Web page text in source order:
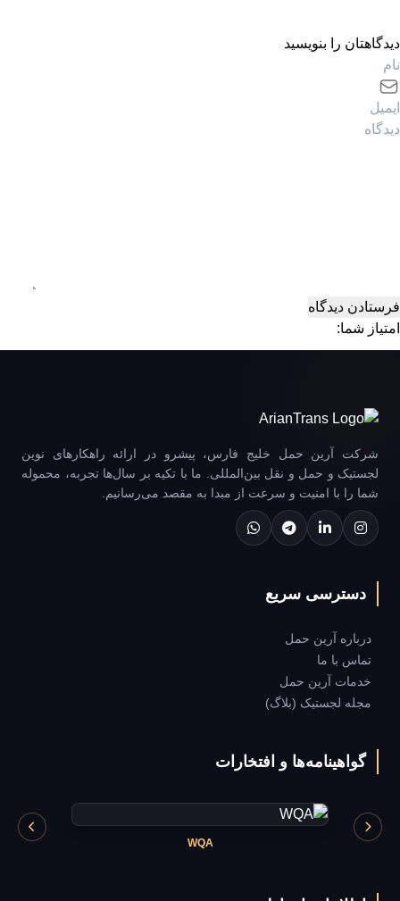
دیدگاهتان را بنویسید
امتیاز شما:
شرکت آرین حمل خلیج فارس، پیشرو در ارائه راهکارهای نوین
لجستیک و حمل و نقل بین‌المللی. ما با تکیه بر سال‌ها تجربه، محموله
شما را با امنیت و سرعت از مبدا به مقصد می‌رسانیم.
دسترسی سریع
درباره آرین حمل
تماس با ما
خدمات آرین حمل
مجله لجستیک (بلاگ)
گواهینامه‌ها و افتخارات
WQA